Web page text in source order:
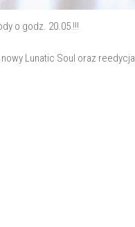
o godz. 20.05 !!!
Lunatic Soul oraz reedycja